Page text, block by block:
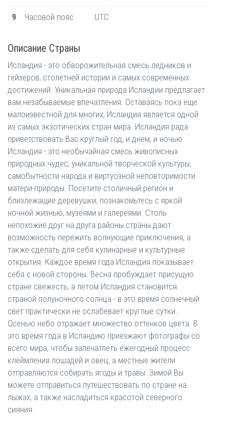
9 Часовой пояс UTC
Описание Страны
Исландия - это обворожительная смесь ледников и
гейзеров, столетней истории и самых современных
достижений. Уникальная природа Исландии предлагает
вам незабываемые впечатления. Оставаясь пока еще
малоизвестной для многих, Исландия является одной
из самых экзотических стран мира. Исландия рада
приветствовать Вас круглый год, и днем, и ночью.
Исландия - это необычайная смесь живописных
природных чудес, уникальной творческой культуры,
самобытности народа и виртуозной неповторимости
матери-природы. Посетите столичный регион и
близлежащие деревушки, познакомьтесь с яркой
ночной жизнью, музеями и галереями. Столь
непохожие друг на друга районы страны дают
возможность пережить волнующие приключения, а
также сделать для себя кулинарные и культурные
открытия. Каждое время года Исландия показывает
себя с новой стороны. Весна пробуждает присущую
стране свежесть, а летом Исландия становится
страной полуночного солнца - в это время солнечный
свет практически не ослабевает круглые сутки.
Осенью небо отражает множество оттенков цвета. В
это время года в Исландию приезжают фотографы со
всего мира, чтобы запечатлеть ежегодный процесс
клеймления лошадей и овец, а местные жители
отправляются собирать ягоды и травы. Зимой Вы
можете отправиться путешествовать по стране на
лыжах, а также насладиться красотой северного
сияния.